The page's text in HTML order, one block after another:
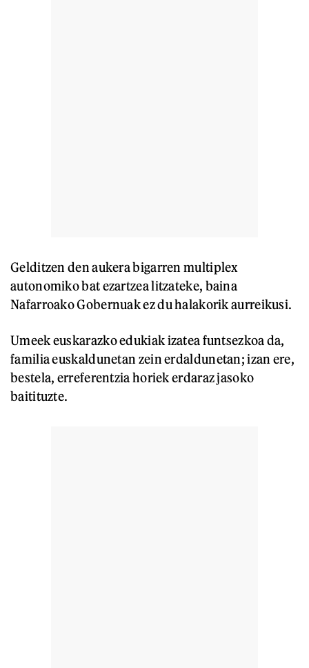
Gelditzen den aukera bigarren multiplex
autonomiko bat ezartzea litzateke, baina
Nafarroako Gobernuak ez du halakorik aurreikusi.
Umeek euskarazko edukiak izatea funtsezkoa da,
familia euskaldunetan zein erdaldunetan; izan ere,
bestela, erreferentzia horiek erdaraz jasoko
baitituzte.